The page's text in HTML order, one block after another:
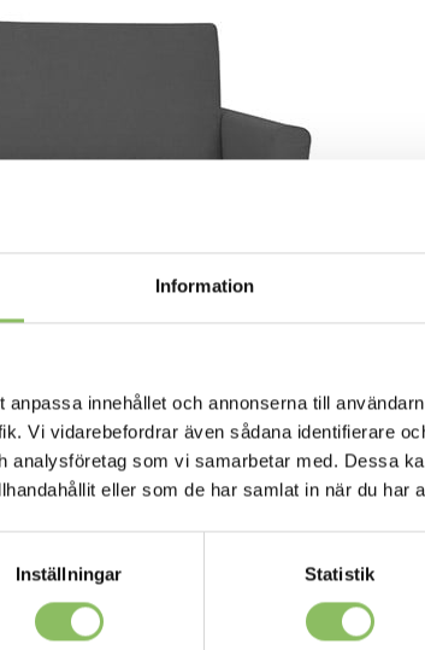
Information
innehållet och annonserna till
Vi vidarebefordrar även sådana identifierare
analysföretag som vi samarbetar med. Dessa
eller som de har samlat in när du har
Inställningar Statistik